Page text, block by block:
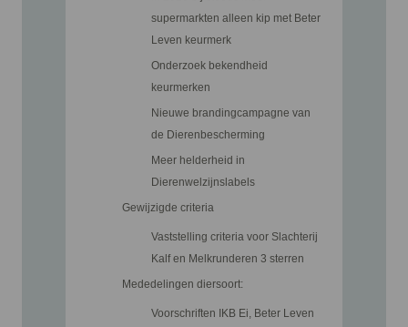
supermarkten alleen kip met Beter
Leven keurmerk
Onderzoek bekendheid
keurmerken
Nieuwe brandingcampagne van
de Dierenbescherming​
Meer helderheid in
Dierenwelzijnslabels
Gewijzigde criteria
Vaststelling criteria voor Slachterij
Kalf en Melkrunderen 3 sterren
Mededelingen diersoort:
Voorschriften IKB Ei, Beter Leven